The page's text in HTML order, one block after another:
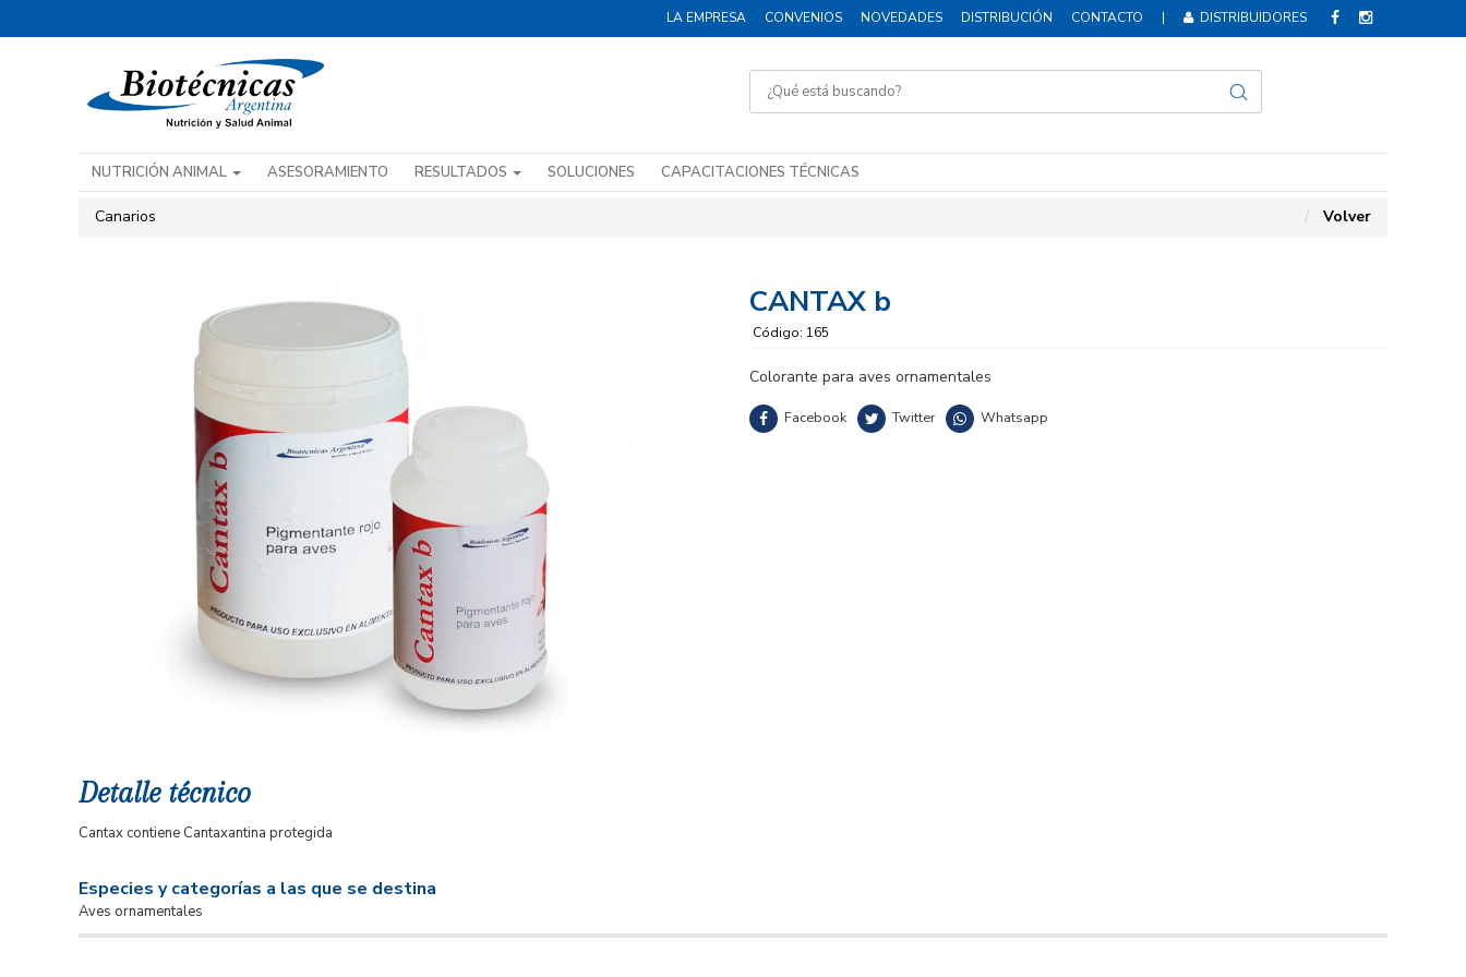
LA EMPRESA CONVENIOS NOVEDADES DISTRIBUCIÓN CONTACTO | DISTRIBUIDORES
NUTRICIÓN ANIMAL ASESORAMIENTO RESULTADOS SOLUCIONES CAPACITACIONES TÉCNICAS
Canarios Volver
CANTAX b
Código: 165
Colorante para aves ornamentales
Facebook Twitter Whatsapp
Detalle técnico
Cantax contiene Cantaxantina protegida
Especies y categorías a las que se destina
Aves ornamentales